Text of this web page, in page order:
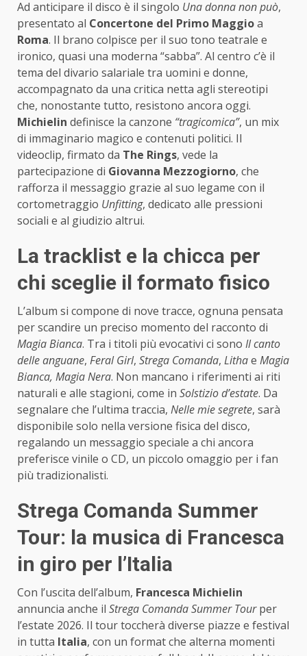
Ad anticipare il disco è il singolo Una donna non può,
presentato al Concertone del Primo Maggioa
Roma. Il brano colpisce per il suo tono teatrale e
ironico, quasi una moderna “sabba”. Al centro c’è il
tema del divario salariale tra uomini e donne,
accompagnato da una critica netta agli stereotipi
che, nonostante tutto, resistono ancora oggi.
Michielin definisce la canzone “tragicomica”, un mix
di immaginario magico e contenuti politici. Il
videoclip, firmato da The Rings, vede la
partecipazione di Giovanna Mezzogiorno, che
rafforza il messaggio grazie al suo legame con il
cortometraggio Unfitting, dedicato alle pressioni
sociali e al giudizio altrui.
La tracklist e la chicca per
chi sceglie il formato fisico
L’album si compone di nove tracce, ognuna pensata
per scandire un preciso momento del racconto di
Magia Bianca. Tra i titoli più evocativi ci sono Il canto
delle anguane, Feral Girl, Strega Comanda, Lithae Magia
Bianca, Magia Nera. Non mancano i riferimenti ai riti
naturali e alle stagioni, come in Solstizio d’estate. Da
segnalare che l’ultima traccia, Nelle mie segrete, sarà
disponibile solo nella versione fisica del disco,
regalando un messaggio speciale a chi ancora
preferisce vinile o CD, un piccolo omaggio per i fan
più tradizionalisti.
Strega Comanda Summer
Tour: la musica di Francesca
in giro per l’Italia
Con l’uscita dell’album, Francesca Michielin
annuncia anche il Strega Comanda Summer Tourper
l’estate 2026. Il tour toccherà diverse piazze e festival
in tutta Italia, con un format che alterna momenti